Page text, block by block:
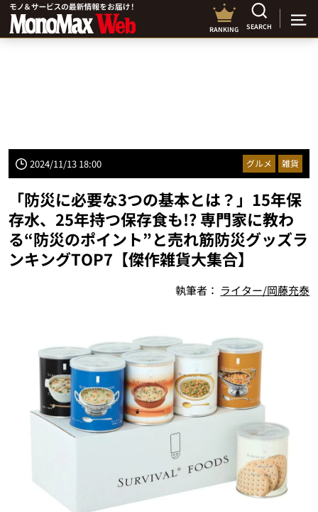
RANKING SEARCH
2024/11/13 18:00 グルメ 雑貨
「防災に必要な3つの基本とは？」15年保
存水、25年持つ保存食も!? 専門家に教わ
る“防災のポイント”と売れ筋防災グッズラ
ンキングTOP7【傑作雑貨大集合】
執筆者： ライター/岡藤充泰